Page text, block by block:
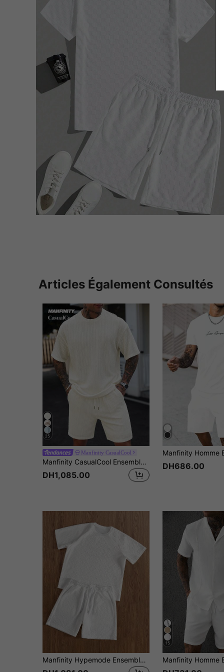
Articles Également Consultés
25
Manfinity CasualCool
Manfinity CasualCool Ensemble décontracté de vacances pour hommes avec une chemise à manches courtes et un short en terry motif floral orange inspiré d'INS pour le printemps/été avec tournesols et marguerites - parfait pour les festivals de musique, les vacances sur les plages d'Hawaï et le port quotidien. Fait également un excellent cadeau pour un petit ami ou un mari. Ensemble short pour hommes, ensemble deux pièces pour hommes, t-shirt co-ord pour hommes, t-shirt jacquard tricoté pour hommes, mode minimaliste, convient pour l'été
DH1,085.00
DH686.00
Manfinity Hypemode Ensemble à manches courtes pour hommes, manches courtes assorties à des shorts, taille élastique, poches latérales, coupe oversize, style de rue jeune, tenue de sport décontractée pour les trajets quotidiens, la rentrée et les vacances. Choix idéal comme cadeau pour le petit ami ou le mari, assortiment pour couple
15